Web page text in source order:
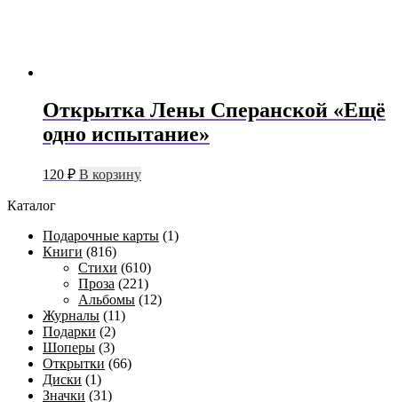
Открытка Лены Сперанской «Ещё
одно испытание»
120 ₽ В корзину
Каталог
Подарочные карты (1)
Книги (816)
Стихи (610)
Проза (221)
Альбомы (12)
Журналы (11)
Подарки (2)
Шоперы (3)
Открытки (66)
Диски (1)
Значки (31)